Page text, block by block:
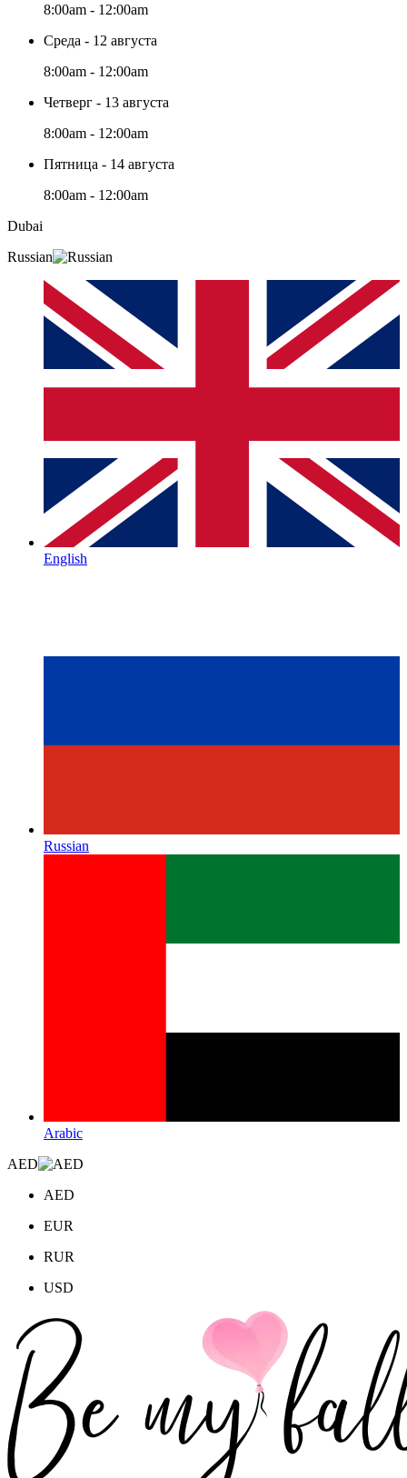
8:00am - 12:00am
Среда - 12 августа
8:00am - 12:00am
Четверг - 13 августа
8:00am - 12:00am
Пятница - 14 августа
8:00am - 12:00am
Dubai
Russian
English
Russian
Arabic
AED
AED
EUR
RUR
USD